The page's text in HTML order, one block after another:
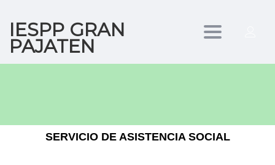
IESPP GRAN
PAJATEN Toggle
SERVICIO DE ASISTENCIA SOCIAL